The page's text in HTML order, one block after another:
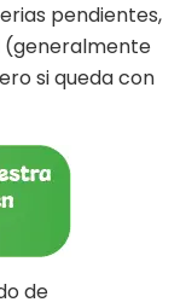
pendientes,
(generalmente
si queda con
de